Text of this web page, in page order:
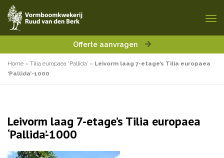
Offerte aanvragen
Home » Tilia europaea ‘Pallida’ » Leivorm laag 7-etage’s Tilia europaea
‘Pallida’-1000
Leivorm laag 7-etage’s Tilia europaea
‘Pallida’-1000